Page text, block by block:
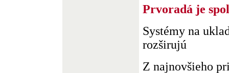
Prvoradá je
Systémy na
rozširujú
Z najnovšieho